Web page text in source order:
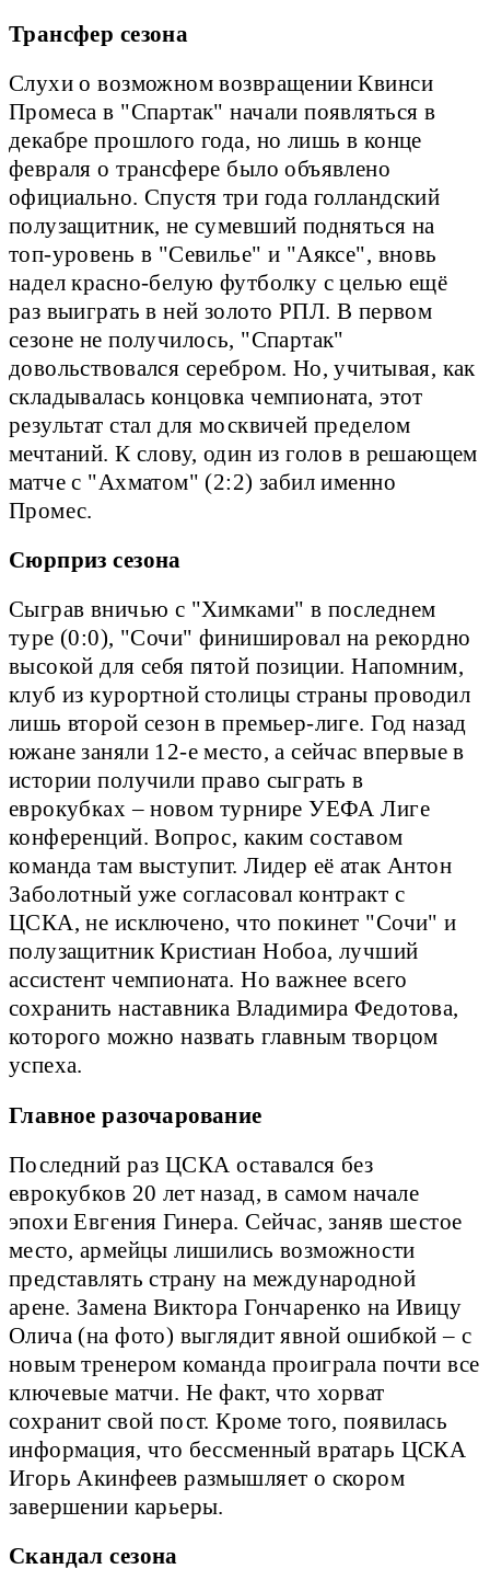
Трансфер сезона
Слухи о возможном возвращении Квинси
Промеса в "Спартак" начали появляться в
декабре прошлого года, но лишь в конце
февраля о трансфере было объявлено
официально. Спустя три года голландский
полузащитник, не сумевший подняться на
топ-уровень в "Севилье" и "Аяксе", вновь
надел красно-белую футболку с целью ещё
раз выиграть в ней золото РПЛ. В первом
сезоне не получилось, "Спартак"
довольствовался серебром. Но, учитывая, как
складывалась концовка чемпионата, этот
результат стал для москвичей пределом
мечтаний. К слову, один из голов в решающем
матче с "Ахматом" (2:2) забил именно
Промес.
Сюрприз сезона
Сыграв вничью с "Химками" в последнем
туре (0:0), "Сочи" финишировал на рекордно
высокой для себя пятой позиции. Напомним,
клуб из курортной столицы страны проводил
лишь второй сезон в премьер-лиге. Год назад
южане заняли 12-е место, а сейчас впервые в
истории получили право сыграть в
еврокубках – новом турнире УЕФА Лиге
конференций. Вопрос, каким составом
команда там выступит. Лидер её атак Антон
Заболотный уже согласовал контракт с
ЦСКА, не исключено, что покинет "Сочи" и
полузащитник Кристиан Нобоа, лучший
ассистент чемпионата. Но важнее всего
сохранить наставника Владимира Федотова,
которого можно назвать главным творцом
успеха.
Главное разочарование
Последний раз ЦСКА оставался без
еврокубков 20 лет назад, в самом начале
эпохи Евгения Гинера. Сейчас, заняв шестое
место, армейцы лишились возможности
представлять страну на международной
арене. Замена Виктора Гончаренко на Ивицу
Олича (на фото) выглядит явной ошибкой – с
новым тренером команда проиграла почти все
ключевые матчи. Не факт, что хорват
сохранит свой пост. Кроме того, появилась
информация, что бессменный вратарь ЦСКА
Игорь Акинфеев размышляет о скором
завершении карьеры.
Скандал сезона